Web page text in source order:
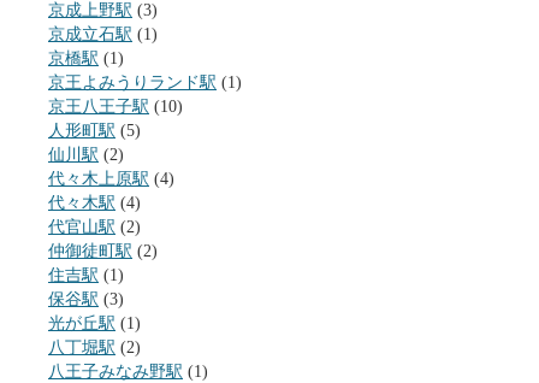
京成上野駅 (3)
京成立石駅 (1)
京橋駅 (1)
京王よみうりランド駅 (1)
京王八王子駅 (10)
人形町駅 (5)
仙川駅 (2)
代々木上原駅 (4)
代々木駅 (4)
代官山駅 (2)
仲御徒町駅 (2)
住吉駅 (1)
保谷駅 (3)
光が丘駅 (1)
八丁堀駅 (2)
八王子みなみ野駅 (1)